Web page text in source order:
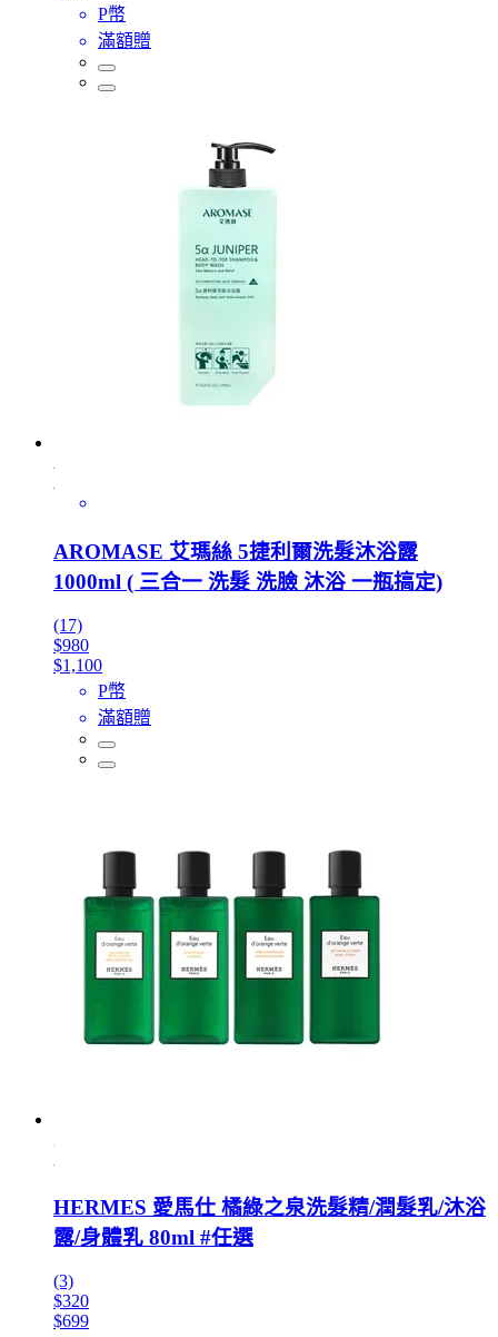
P幣
滿額贈
AROMASE 艾瑪絲 5捷利爾洗髮沐浴露
1000ml ( 三合一 洗髮 洗臉 沐浴 一瓶搞定)
(17)
$980
$1,100
P幣
滿額贈
HERMES 愛馬仕 橘綠之泉洗髮精/潤髮乳/沐浴
露/身體乳 80ml #任選
(3)
$320
$699